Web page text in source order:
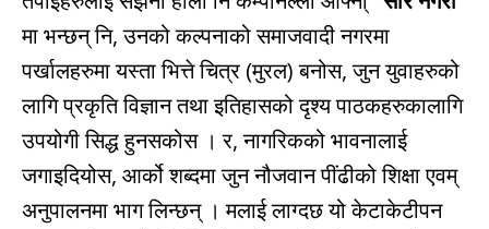
मा भन्छन् नि, उनको कल्पनाको समाजवादी नगरमा
पर्खालहरुमा यस्ता भित्ते चित्र (मुरल) बनोस, जुन युवाहरुको
लागि प्रकृति विज्ञान तथा इतिहासको दृश्य पाठकहरुकालागि
उपयोगी सिद्ध हुनसकोस । र, नागरिकको भावनालाई
जगाइदियोस, आर्को शब्दमा जुन नौजवान पींढीको शिक्षा एवम्
अनुपालनमा भाग लिन्छन् । मलाई लाग्दछ यो केटाकेटीपन